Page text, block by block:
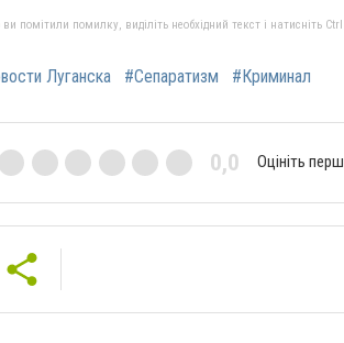
помітили помилку, виділіть необхідний текст і натисніть
Луганска #Сепаратизм #Криминал
0,0 Оцініть